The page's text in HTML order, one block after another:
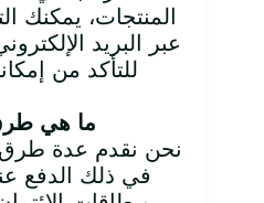
المنتجات، يمكنك
عبر البريد
للتأكد من
ما هي
نحن نقدم عدة طرق
في ذلك الدفع